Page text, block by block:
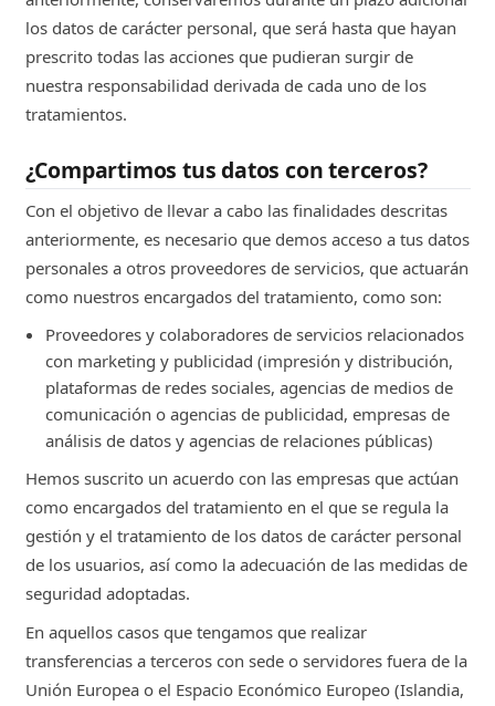
los datos de carácter personal, que será hasta que hayan
prescrito todas las acciones que pudieran surgir de
nuestra responsabilidad derivada de cada uno de los
tratamientos.
¿Compartimos tus datos con terceros?
Con el objetivo de llevar a cabo las finalidades descritas
anteriormente, es necesario que demos acceso a tus datos
personales a otros proveedores de servicios, que actuarán
como nuestros encargados del tratamiento, como son:
Proveedores y colaboradores de servicios relacionados
con marketing y publicidad (impresión y distribución,
plataformas de redes sociales, agencias de medios de
comunicación o agencias de publicidad, empresas de
análisis de datos y agencias de relaciones públicas)
Hemos suscrito un acuerdo con las empresas que actúan
como encargados del tratamiento en el que se regula la
gestión y el tratamiento de los datos de carácter personal
de los usuarios, así como la adecuación de las medidas de
seguridad adoptadas.
En aquellos casos que tengamos que realizar
transferencias a terceros con sede o servidores fuera de la
Unión Europea o el Espacio Económico Europeo (Islandia,